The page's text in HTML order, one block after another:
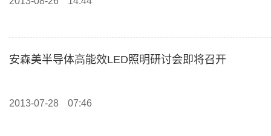
安森美半导体高能效LED照明研讨会即将召开
2013-07-28 07:46